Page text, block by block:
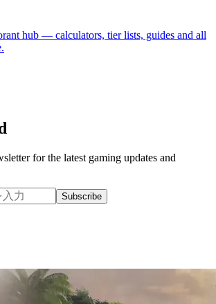
hub — calculators, tier lists, guides and all
for the latest gaming updates and
Subscribe